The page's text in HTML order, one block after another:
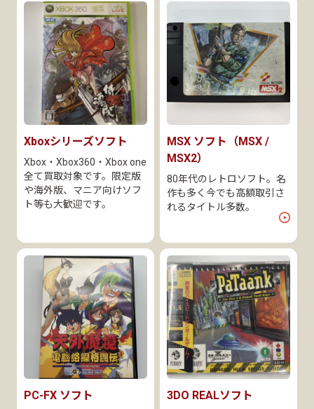
Xboxシリーズソフト
Xbox・Xbox360・Xbox one
全て買取対象です。限定版
や海外版、マニア向けソフ
ト等も大歓迎です。
MSX ソフト（MSX /
MSX2）
80年代のレトロソフト。名
作も多く今でも高額取引さ
れるタイトル多数。
PC-FX ソフト 3DO REALソフト